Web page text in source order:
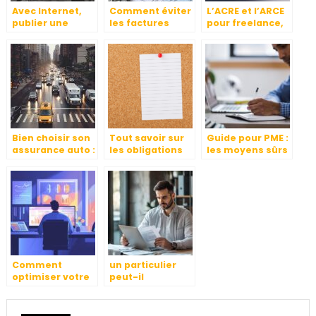
Avec Internet,
publier une
c’est facile
Comment éviter
les factures
L’ACRE et l’ARCE
pour freelance,
entrepreneurs
et les
travailleurs
independants,
les points
importants a
savoir
Bien choisir son
assurance auto :
points à vérifier
?
Tout savoir sur
les obligations
entreprise
Guide pour PME :
les moyens sûrs
Comment
optimiser votre
retraite
individuel avec
un particulier
peut-il
émettre une